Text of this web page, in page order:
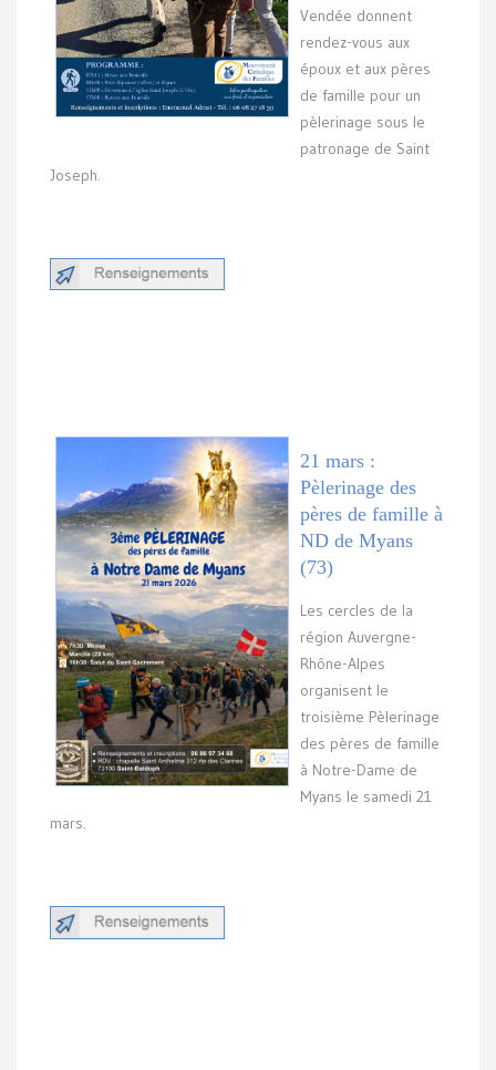
Vendée donnent
rendez-vous aux
époux et aux pères
de famille pour un
pèlerinage sous le
patronage de Saint
Joseph.
21 mars :
Pèlerinage des
pères de famille à
ND de Myans
(73)
Les cercles de la
région Auvergne-
Rhône-Alpes
organisent le
troisième Pèlerinage
des pères de famille
à Notre-Dame de
Myans le samedi 21
mars.